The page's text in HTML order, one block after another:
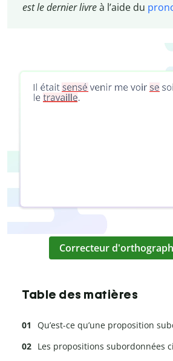
est le dernier livreà l’aide du
Correcteur
Table des matières
Qu’est-ce qu’une proposition
Les propositions subordonnées